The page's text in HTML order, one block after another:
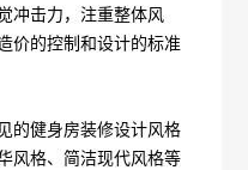
冲击力，注重整体风
价的控制和设计的标准
健身房装修设计风格
风格、简洁现代风格等